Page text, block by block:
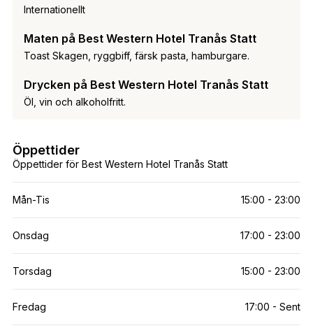
Internationellt
Maten på Best Western Hotel Tranås Statt
Toast Skagen, ryggbiff, färsk pasta, hamburgare.
Drycken på Best Western Hotel Tranås Statt
Öl, vin och alkoholfritt.
Öppettider för Best Western Hotel Tranås Statt
Öppettider
Mån-Tis 15:00 - 23:00
Onsdag 17:00 - 23:00
Torsdag 15:00 - 23:00
Fredag 17:00 - Sent